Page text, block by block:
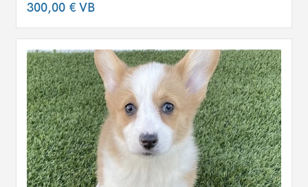
300,00 €VB